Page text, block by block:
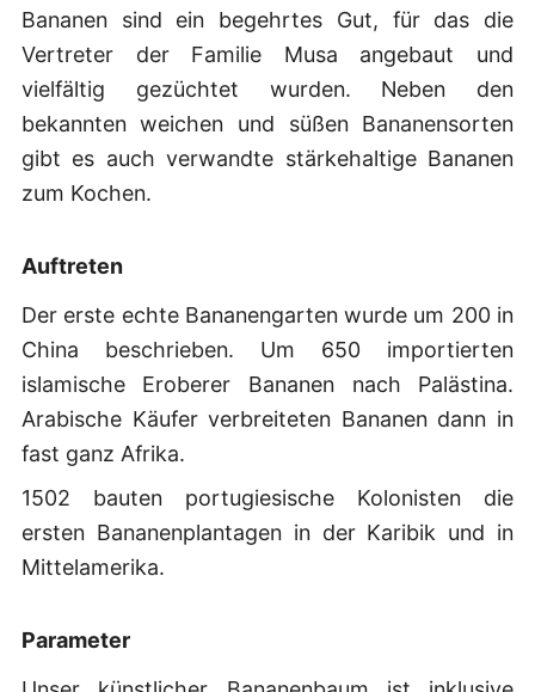
Bananen sind ein begehrtes Gut, für das die
Vertreter der Familie Musa angebaut und
vielfältig gezüchtet wurden. Neben den
bekannten weichen und süßen Bananensorten
gibt es auch verwandte stärkehaltige Bananen
zum Kochen.
Auftreten
Der erste echte Bananengarten wurde um 200 in
China beschrieben. Um 650 importierten
islamische Eroberer Bananen nach Palästina.
Arabische Käufer verbreiteten Bananen dann in
fast ganz Afrika.
1502 bauten portugiesische Kolonisten die
ersten Bananenplantagen in der Karibik und in
Mittelamerika.
Parameter